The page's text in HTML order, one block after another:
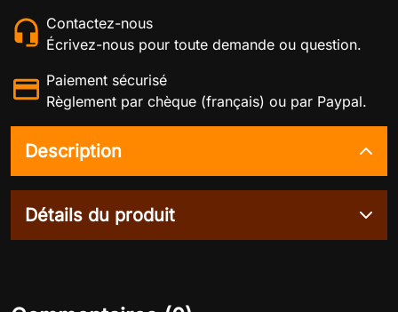
Contactez-nous
Écrivez-nous pour toute demande ou question.
Paiement sécurisé
Règlement par chèque (français) ou par Paypal.
Description
Détails du produit